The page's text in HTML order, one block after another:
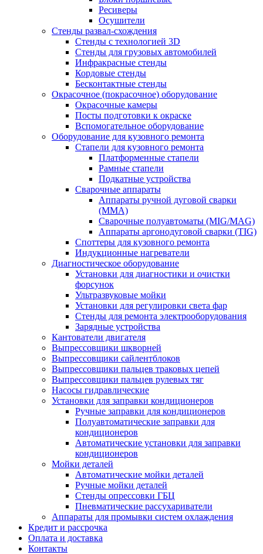
Ресиверы
Осушители
Стенды развал-схождения
Стенды с технологией 3D
Стенды для грузовых автомобилей
Инфракрасные стенды
Кордовые стенды
Бесконтактные стенды
Окрасочное (покрасочное) оборудование
Окрасочные камеры
Посты подготовки к окраске
Вспомогательное оборудование
Оборудование для кузовного ремонта
Стапели для кузовного ремонта
Платформенные стапели
Рамные стапели
Подкатные устройства
Сварочные аппараты
Аппараты ручной дуговой сварки
(MMA)
Сварочные полуавтоматы (MIG/MAG)
Аппараты аргонодуговой сварки (TIG)
Споттеры для кузовного ремонта
Индукционные нагреватели
Диагностическое оборудование
Установки для диагностики и очистки
форсунок
Ультразвуковые мойки
Установки для регулировки света фар
Стенды для ремонта электрооборудования
Зарядные устройства
Кантователи двигателя
Выпрессовщики шкворней
Выпрессовщики сайлентблоков
Выпрессовщики пальцев траковых цепей
Выпрессовщики пальцев рулевых тяг
Насосы гидравлические
Установки для заправки кондиционеров
Ручные заправки для кондиционеров
Полуавтоматические заправки для
кондиционеров
Автоматические установки для заправки
кондиционеров
Мойки деталей
Автоматические мойки деталей
Ручные мойки деталей
Стенды опрессовки ГБЦ
Пневматические рассухариватели
Аппараты для промывки систем охлаждения
Кредит и рассрочка
Оплата и доставка
Контакты